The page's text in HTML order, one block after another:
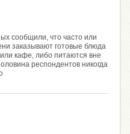
сообщили, что часто или
заказывают готовые блюда
кафе, либо питаются вне
респондентов никогда